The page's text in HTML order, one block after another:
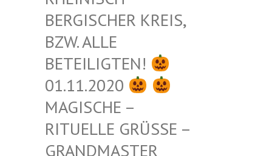
ERGISCHER KREIS, B
ZW. ALLE B
ETEILIGTEN!
01.11.2020
MAGISCHE –
RITUELLE GRÜSSE – G
RANDMASTER A